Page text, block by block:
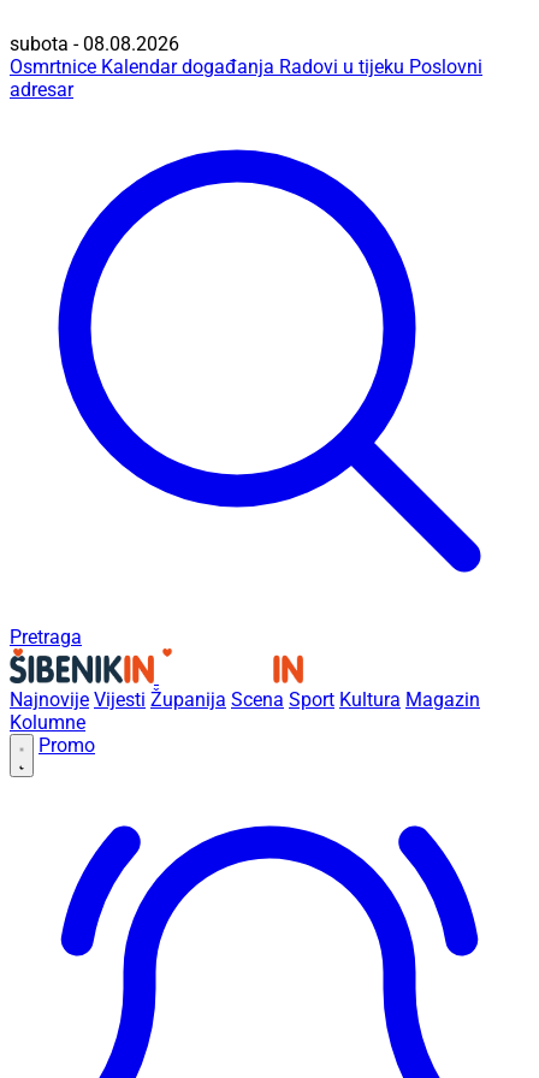
subota - 08.08.2026
Osmrtnice Kalendar događanja Radovi u tijeku Poslovni
adresar
Pretraga
Najnovije Vijesti Županija Scena Sport Kultura Magazin
Kolumne
Promo